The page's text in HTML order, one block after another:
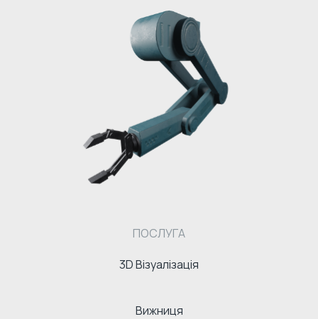
ПОСЛУГА
3D Візуалізація
Вижниця